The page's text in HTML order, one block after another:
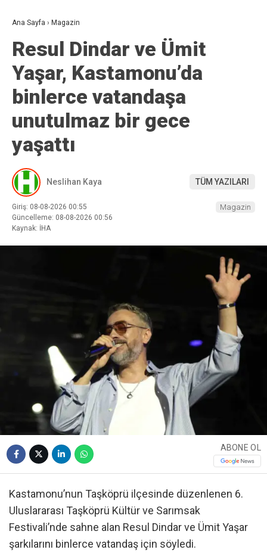
Ana Sayfa › Magazin
Resul Dindar ve Ümit
Yaşar, Kastamonu’da
binlerce vatandaşa
unutulmaz bir gece
yaşattı
Neslihan Kaya TÜM YAZILARI
Giriş: 08-08-2026 00:55
Güncelleme: 08-08-2026 00:56
Kaynak: İHA
Magazin
ABONE OL
Kastamonu’nun Taşköprü ilçesinde düzenlenen 6.
Uluslararası Taşköprü Kültür ve Sarımsak
Festivali’nde sahne alan Resul Dindar ve Ümit Yaşar
şarkılarını binlerce vatandaş için söyledi.